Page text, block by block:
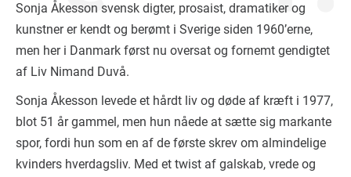
Sonja Åkesson svensk digter, prosaist, dramatiker og
kunstner er kendt og berømt i Sverige siden 1960’erne,
men her i Danmark først nu oversat og fornemt gendigtet
af Liv Nimand Duvå.
Sonja Åkesson levede et hårdt liv og døde af kræft i 1977,
blot 51 år gammel, men hun nåede at sætte sig markante
spor, fordi hun som en af de første skrev om almindelige
kvinders hverdagsliv. Med et twist af galskab, vrede og